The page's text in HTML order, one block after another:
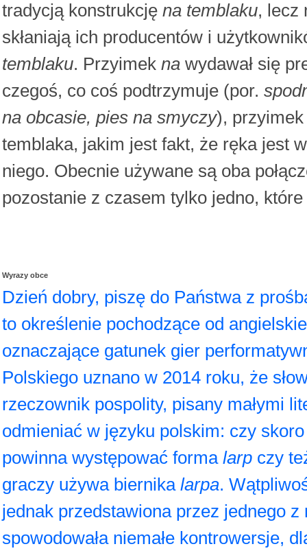
tradycją konstrukcję na temblaku, lecz
skłaniają ich producentów i
temblaku. Przyimek na wydawał się
czegoś, co coś podtrzymuje (por.
na obcasie, pies na smyczy),
temblaka, jakim jest fakt, że ręka jest
niego. Obecnie używane są oba
pozostanie z czasem tylko jedno,
Wyrazy obce
Dzień dobry, piszę do Państwa z
to określenie pochodzące od
oznaczające gatunek gier
Polskiego uznano w 2014 roku, że
rzeczownik pospolity, pisany małymi
odmieniać w języku polskim: czy
powinna występować forma larp czy
graczy używa biernika larpa.
jednak przedstawiona przez jednego
spowodowała niemałe kontrowersje,